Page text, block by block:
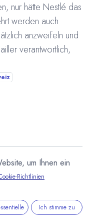
nur hätte Nestlé das
werden auch
anzweifeln und
verantwortlich,
um Ihnen ein
Richtlinien
Ich stimme zu